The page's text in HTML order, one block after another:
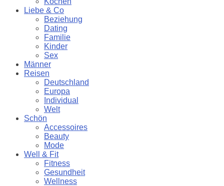
Liebe & Co
Beziehung
Dating
Familie
Kinder
Sex
Männer
Reisen
Deutschland
Europa
Individual
Welt
Schön
Accessoires
Beauty
Mode
Well & Fit
Fitness
Gesundheit
Wellness